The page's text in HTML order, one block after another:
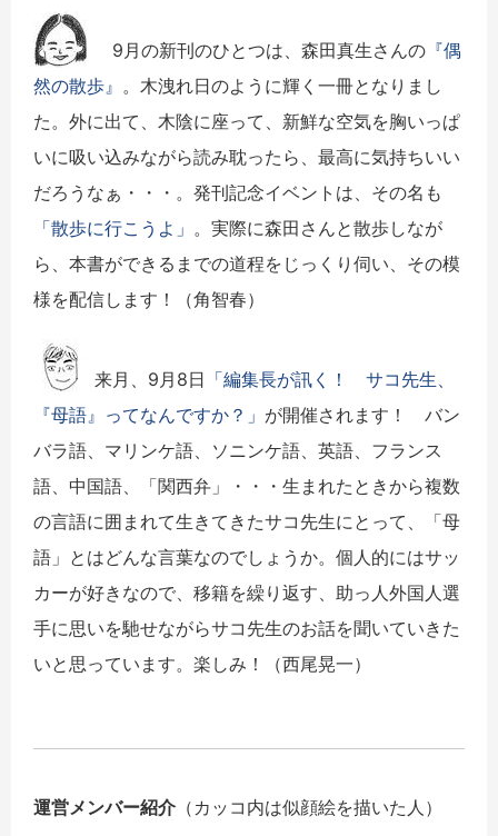
9月の新刊のひとつは、森田真生さんの 『偶
然の散歩』 。木洩れ日のように輝く一冊となりまし
た。外に出て、木陰に座って、新鮮な空気を胸いっぱ
いに吸い込みながら読み耽ったら、最高に気持ちいい
だろうなぁ・・・。発刊記念イベントは、その名も
「散歩に行こうよ」 。実際に森田さんと散歩しなが
ら、本書ができるまでの道程をじっくり伺い、その模
様を配信します！（角智春）
来月、9月8日 「編集長が訊く！ サコ先生、
『母語』ってなんですか？」 が開催されます！ バン
バラ語、マリンケ語、ソニンケ語、英語、フランス
語、中国語、「関西弁」・・・生まれたときから複数
の言語に囲まれて生きてきたサコ先生にとって、「母
語」とはどんな言葉なのでしょうか。個人的にはサッ
カーが好きなので、移籍を繰り返す、助っ人外国人選
手に思いを馳せながらサコ先生のお話を聞いていきた
いと思っています。楽しみ！（西尾晃一）
運営メンバー紹介 （カッコ内は似顔絵を描いた人）